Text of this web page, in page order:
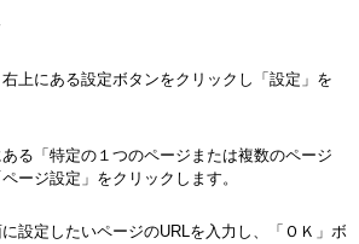
上にある設定ボタンをクリックし「設定」を
る「特定の１つのページまたは複数のページ
ージ設定」をクリックします。
設定したいページのURLを入力し、「ＯＫ」ボ